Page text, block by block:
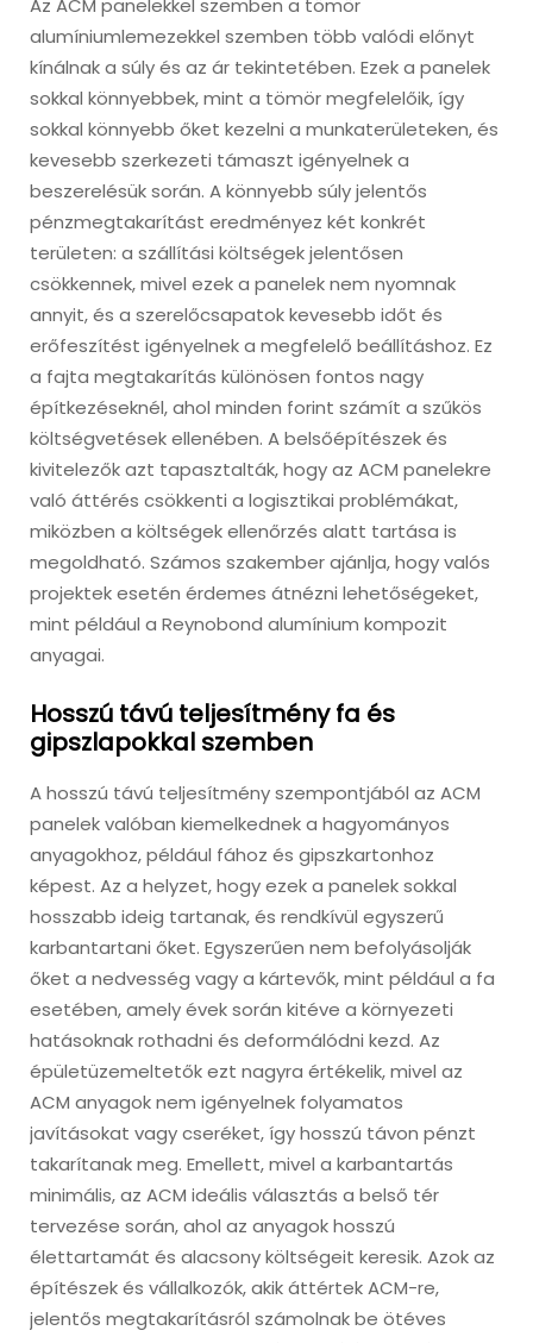
Az ACM panelekkel szemben a tömör
alumíniumlemezekkel szemben több valódi előnyt
kínálnak a súly és az ár tekintetében. Ezek a panelek
sokkal könnyebbek, mint a tömör megfelelőik, így
sokkal könnyebb őket kezelni a munkaterületeken, és
kevesebb szerkezeti támaszt igényelnek a
beszerelésük során. A könnyebb súly jelentős
pénzmegtakarítást eredményez két konkrét
területen: a szállítási költségek jelentősen
csökkennek, mivel ezek a panelek nem nyomnak
annyit, és a szerelőcsapatok kevesebb időt és
erőfeszítést igényelnek a megfelelő beállításhoz. Ez
a fajta megtakarítás különösen fontos nagy
építkezéseknél, ahol minden forint számít a szűkös
költségvetések ellenében. A belsőépítészek és
kivitelezők azt tapasztalták, hogy az ACM panelekre
való áttérés csökkenti a logisztikai problémákat,
miközben a költségek ellenőrzés alatt tartása is
megoldható. Számos szakember ajánlja, hogy valós
projektek esetén érdemes átnézni lehetőségeket,
mint például a Reynobond alumínium kompozit
anyagai.
Hosszú távú teljesítmény fa és
gipszlapokkal szemben
A hosszú távú teljesítmény szempontjából az ACM
panelek valóban kiemelkednek a hagyományos
anyagokhoz, például fához és gipszkartonhoz
képest. Az a helyzet, hogy ezek a panelek sokkal
hosszabb ideig tartanak, és rendkívül egyszerű
karbantartani őket. Egyszerűen nem befolyásolják
őket a nedvesség vagy a kártevők, mint például a fa
esetében, amely évek során kitéve a környezeti
hatásoknak rothadni és deformálódni kezd. Az
épületüzemeltetők ezt nagyra értékelik, mivel az
ACM anyagok nem igényelnek folyamatos
javításokat vagy cseréket, így hosszú távon pénzt
takarítanak meg. Emellett, mivel a karbantartás
minimális, az ACM ideális választás a belső tér
tervezése során, ahol az anyagok hosszú
élettartamát és alacsony költségeit keresik. Azok az
építészek és vállalkozók, akik áttértek ACM-re,
jelentős megtakarításról számolnak be ötéves